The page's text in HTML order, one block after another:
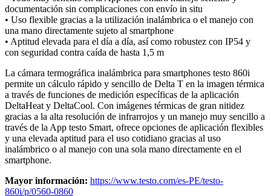
documentación sin complicaciones con envío in situ
• Uso flexible gracias a la utilización inalámbrica o el manejo con
una mano directamente sujeto al smartphone
• Aptitud elevada para el día a día, así como robustez con IP54 y
con seguridad contra caída de hasta 1,5 m
La cámara termográfica inalámbrica para smartphones testo 860i
permite un cálculo rápido y sencillo de Delta T en la imagen térmica
a través de funciones de medición específicas de la aplicación
DeltaHeat y DeltaCool. Con imágenes térmicas de gran nitidez
gracias a la alta resolución de infrarrojos y un manejo muy sencillo a
través de la App testo Smart, ofrece opciones de aplicación flexibles
y una elevada aptitud para el uso cotidiano gracias al uso
inalámbrico o al manejo con una sola mano directamente en el
smartphone.
Mayor información: https://www.testo.com/es-PE/testo-
860i/p/0560-0860